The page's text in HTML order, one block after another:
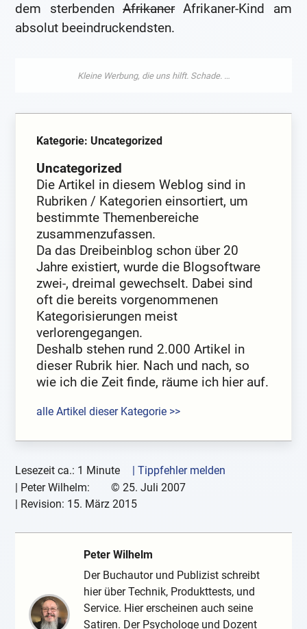
dem sterbenden AfrikanerAfrikaner-Kind am
absolut beeindruckendsten.
Kategorie: Uncategorized
Uncategorized
Die Artikel in diesem Weblog sind in
Rubriken / Kategorien einsortiert, um
bestimmte Themenbereiche
zusammenzufassen.
Da das Dreibeinblog schon über 20
Jahre existiert, wurde die Blogsoftware
zwei-, dreimal gewechselt. Dabei sind
oft die bereits vorgenommenen
Kategorisierungen meist
verlorengegangen.
Deshalb stehen rund 2.000 Artikel in
dieser Rubrik hier. Nach und nach, so
wie ich die Zeit finde, räume ich hier auf.
alle Artikel dieser Kategorie >>
Lesezeit ca.: 1 Minute
| Tippfehler melden
| Peter Wilhelm: © 25. Juli 2007
| Revision: 15. März 2015
Peter Wilhelm
Der Buchautor und Publizist schreibt
hier über Technik, Produkttests, und
Service. Hier erscheinen auch seine
Satiren. Der Psychologe und Dozent